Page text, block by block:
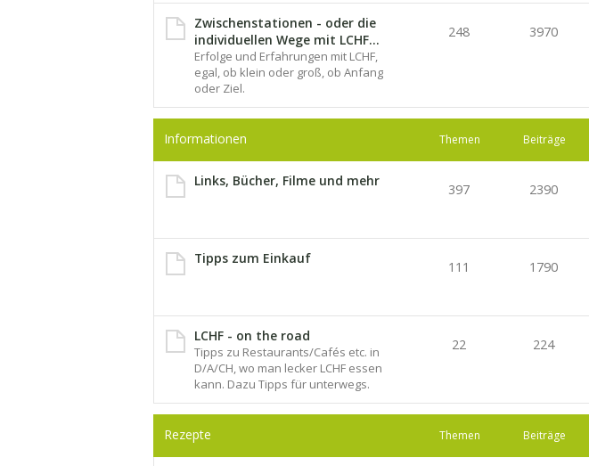
Zwischenstationen - oder die
individuellen Wege mit LCHF...
Erfolge und Erfahrungen mit LCHF,
egal, ob klein oder groß, ob Anfang
oder Ziel.
248 3970
Informationen Themen Beiträge
Links, Bücher, Filme und mehr
397 2390
Tipps zum Einkauf
111 1790
LCHF - on the road
Tipps zu Restaurants/Cafés etc. in
D/A/CH, wo man lecker LCHF essen
kann. Dazu Tipps für unterwegs.
22 224
Rezepte Themen Beiträge